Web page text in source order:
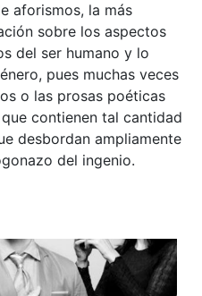
aforismos, la más
sobre los aspectos
del ser humano y lo
pues muchas veces
o las prosas poéticas
contienen tal cantidad
desbordan ampliamente
del ingenio.